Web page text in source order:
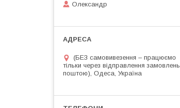
Олександр
(БЕЗ самовивезення – працюємо
тільки через відправлення замовлень
поштою), Одеса, Україна